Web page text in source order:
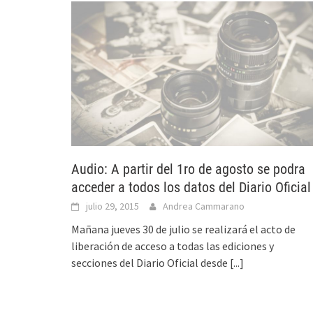
Audio: A partir del 1ro de agosto se podra
acceder a todos los datos del Diario Oficial
julio 29, 2015 Andrea Cammarano
Mañana jueves 30 de julio se realizará el acto de
liberación de acceso a todas las ediciones y
secciones del Diario Oficial desde [...]